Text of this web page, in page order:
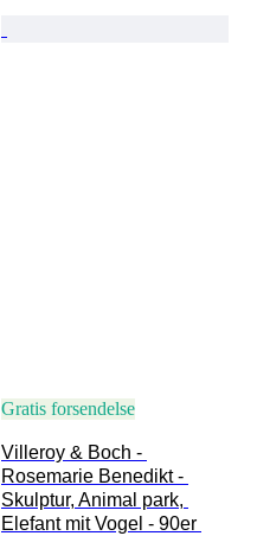
Gratis forsendelse
Villeroy & Boch -
Rosemarie Benedikt -
Skulptur, Animal park,
Elefant mit Vogel - 90er